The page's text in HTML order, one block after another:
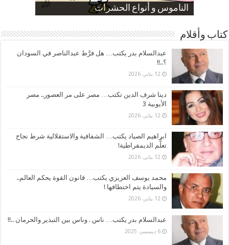
الناموس و أنواع الحشرات
الموظفين بعد ارتفاع الأسعار
ارتفاع نسبة الطلاق في مصر
صورة كاركاتيرية
صورة كاركاتيرية
كتاب وأقلام
عبدالسلام بدر يكتب… هل فرَّط عبدالناصر في السودان
؟..!!
12 يناير، 2026
دينا شرف الدين تكتب… مصر على مر العصور.. مصر
الأيوبية 3
12 يناير، 2026
ابراهيم الصياد يكتب… الشفافية والاستقلالية شرط نجاح
تعلُّم الديمقراطية!
12 يناير، 2026
محمد يوسف العزيزي يكتب… قانون القوة يحكم العالم..
والسيادة يتم اختطافها !
12 يناير، 2026
عبدالسلام بدر يكتب… ناس . وناس بين التبذير والحرمان ..!!
6 ديسمبر، 2025